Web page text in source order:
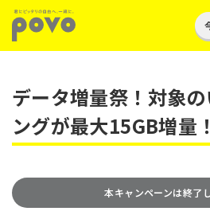
データ増量祭！対象
ングが最大15GB増量！
本キャンペーンは終了